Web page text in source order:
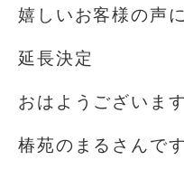
嬉しいお客様の声に
延長決定
おはようございます️
椿苑のまるさんです